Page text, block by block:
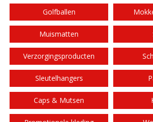
Golfballen
Muismatten
Verzorgingsproducten
Sleutelhangers
Caps & Mutsen